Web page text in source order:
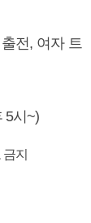
전, 여자 트
5시~)
금지